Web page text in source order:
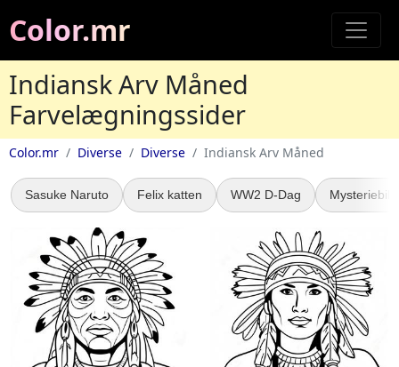
Color.mr
Indiansk Arv Måned
Farvelægningssider
Color.mr Diverse Diverse Indiansk Arv Måned
Sasuke Naruto Felix katten WW2 D-Dag Mysteriebil